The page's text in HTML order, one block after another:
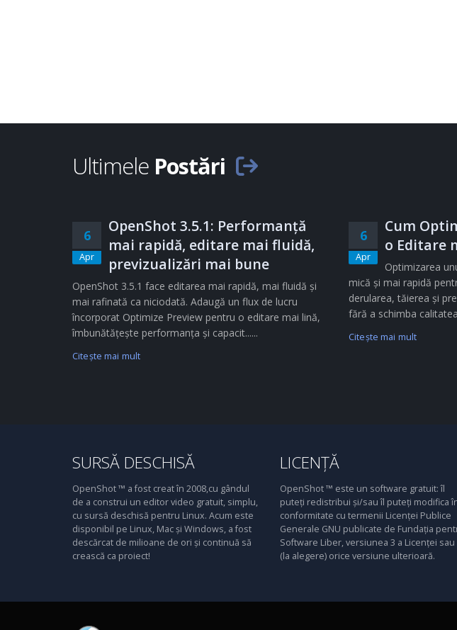
Ultimele Postări
6
Apr
OpenShot 3.5.1: Performanță
mai rapidă, editare mai fluidă,
previzualizări mai bune
OpenShot 3.5.1 face editarea mai rapidă, mai fluidă și
mai rafinată ca niciodată. Adaugă un flux de lucru
încorporat Optimize Preview pentru o editare mai lină,
îmbunătățește performanța și capacit......
Citeşte mai mult
6
Apr
Cum
o Editare
Optimizarea
mică și mai rapidă
derularea, tăierea și
fără a schimba
Citeşte mai mult
SURSĂ DESCHISĂ
OpenShot ™ a fost creat în 2008,cu gândul
de a construi un editor video gratuit, simplu,
cu sursă deschisă pentru Linux. Acum este
disponibil pe Linux, Mac și Windows, a fost
descărcat de milioane de ori și continuă să
crească ca proiect!
LICENȚĂ
OpenShot ™ este un software gratuit: îl
puteți redistribui și/sau îl puteți modifica
conformitate cu termenii Licenței Publice
Generale GNU publicate de Fundația
Software Liber, versiunea 3 a Licenței sau
(la alegere) orice versiune ulterioară.